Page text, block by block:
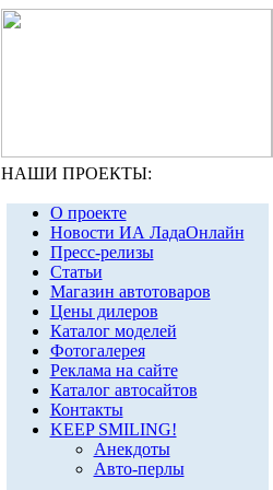
НАШИ ПРОЕКТЫ:
О проекте
Новости ИА ЛадаОнлайн
Пресс-релизы
Статьи
Магазин автотоваров
Цены дилеров
Каталог моделей
Фотогалерея
Реклама на сайте
Каталог автосайтов
Контакты
KEEP SMILING!
Анекдоты
Авто-перлы